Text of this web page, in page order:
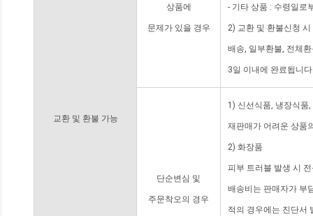
교환 및 환불 가능
상품에
문제가 있을 경우
- 기타 상품 : 수령일로
2) 교환 및 환불신청
배송, 일부환불, 전체
3일 이내에 완료됩니
단순변심 및
주문착오의 경우
1) 신선식품, 냉장식품
재판매가 어려운 상품
2) 화장품
피부 트러블 발생 시
배송비는 판매자가 부
적의 경우에는 진단서